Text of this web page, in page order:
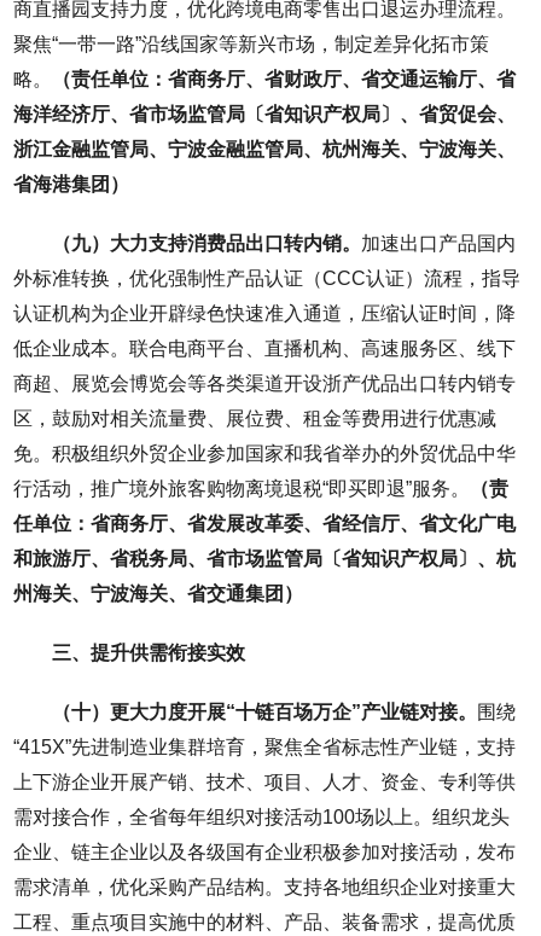
商直播园支持力度，优化跨境电商零售出口退运办理流程。
聚焦“一带一路”沿线国家等新兴市场，制定差异化拓市策
略。
（责任单位：省商务厅、省财政厅、省交通运输厅、省
海洋经济厅、省市场监管局〔省知识产权局〕、省贸促会、
浙江金融监管局、宁波金融监管局、杭州海关、宁波海关、
省海港集团）
（九）大力支持消费品出口转内销。 加速出口产品国内
外标准转换，优化强制性产品认证（CCC认证）流程，指导
认证机构为企业开辟绿色快速准入通道，压缩认证时间，降
低企业成本。联合电商平台、直播机构、高速服务区、线下
商超、展览会博览会等各类渠道开设浙产优品出口转内销专
区，鼓励对相关流量费、展位费、租金等费用进行优惠减
免。积极组织外贸企业参加国家和我省举办的外贸优品中华
行活动，推广境外旅客购物离境退税“即买即退”服务。
（责
任单位：省商务厅、省发展改革委、省经信厅、省文化广电
和旅游厅、省税务局、省市场监管局〔省知识产权局〕、杭
州海关、宁波海关、省交通集团）
三、提升供需衔接实效
（十）更大力度开展“十链百场万企”产业链对接。
围绕
“415X”先进制造业集群培育，聚焦全省标志性产业链，支持
上下游企业开展产销、技术、项目、人才、资金、专利等供
需对接合作，全省每年组织对接活动100场以上。组织龙头
企业、链主企业以及各级国有企业积极参加对接活动，发布
需求清单，优化采购产品结构。支持各地组织企业对接重大
工程、重点项目实施中的材料、产品、装备需求，提高优质